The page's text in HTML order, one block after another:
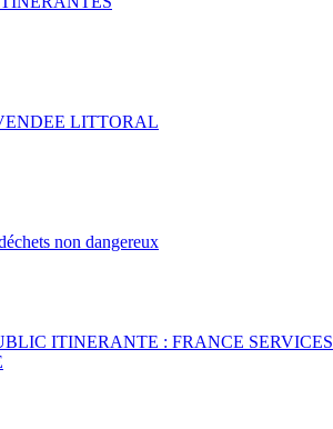
LITTORAL
non dangereux
ITINERANTE : FRANCE SERVICES